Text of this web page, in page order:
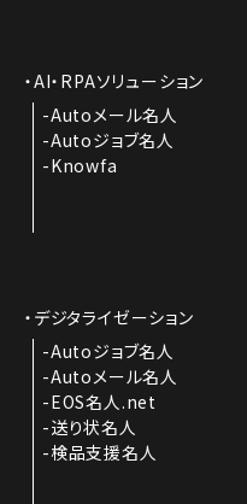
AI・RPAソリューション
Autoメール名人
Autoジョブ名人
Knowfa
デジタライゼーション
Autoジョブ名人
Autoメール名人
EOS名人.net
送り状名人
検品支援名人